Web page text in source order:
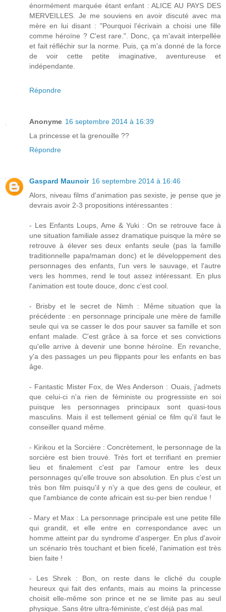
énormément marquée étant enfant : ALICE AU PAYS DES
MERVEILLES. Je me souviens en avoir discuté avec ma
mère en lui disant : "Pourquoi l'écrivain a choisi une fille
comme héroïne ? C'est rare.". Donc, ça m'avait interpellée
et fait réfléchir sur la norme. Puis, ça m'a donné de la force
de voir cette petite imaginative, aventureuse et
indépendante.
Répondre
Anonyme 16 septembre 2014 à 16:39
La princesse et la grenouille ??
Répondre
Gaspard Maunoir 16 septembre 2014 à 16:46
Alors, niveau films d'animation pas sexiste, je pense que je
devrais avoir 2-3 propositions intéressantes :
- Les Enfants Loups, Ame & Yuki : On se retrouve face à
une situation familiale assez dramatique puisque la mère se
retrouve à élever ses deux enfants seule (pas la famille
traditionnelle papa/maman donc) et le développement des
personnages des enfants, l'un vers le sauvage, et l'autre
vers les hommes, rend le tout assez intéressant. En plus
l'animation est toute douce, donc c'est cool.
- Brisby et le secret de Nimh : Même situation que la
précédente : en personnage principale une mère de famille
seule qui va se casser le dos pour sauver sa famille et son
enfant malade. C'est grâce à sa force et ses convictions
qu'elle arrive à devenir une bonne héroïne. En revanche,
y'a des passages un peu flippants pour les enfants en bas
âge.
- Fantastic Mister Fox, de Wes Anderson : Ouais, j'admets
que celui-ci n'a rien de féministe ou progressiste en soi
puisque les personnages principaux sont quasi-tous
masculins. Mais il est tellement génial ce film qu'il faut le
conseiller quand même.
- Kirikou et la Sorcière : Concrètement, le personnage de la
sorcière est bien trouvé. Très fort et terrifiant en premier
lieu et finalement c'est par l'amour entre les deux
personnages qu'elle trouve son absolution. En plus c'est un
très bon film puisqu'il y n'y a que des gens de couleur, et
que l'ambiance de conte africain est su-per bien rendue !
- Mary et Max : La personnage principale est une petite fille
qui grandit, et elle entre en correspondance avec un
homme atteint par du syndrome d'asperger. En plus d'avoir
un scénario très touchant et bien ficelé, l'animation est très
bien faite !
- Les Shrek : Bon, on reste dans le cliché du couple
heureux qui fait des enfants, mais au moins la princesse
choisit elle-même son prince et ne se limite pas au seul
physique. Sans être ultra-féministe, c'est déjà pas mal.